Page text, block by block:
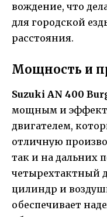
вождение, что
для городской
расстояния.
Мощность и
Suzuki AN 400
мощным и
двигателем,
отличную
так и на дальних
четырехтактный
цилиндр и
обеспечивает